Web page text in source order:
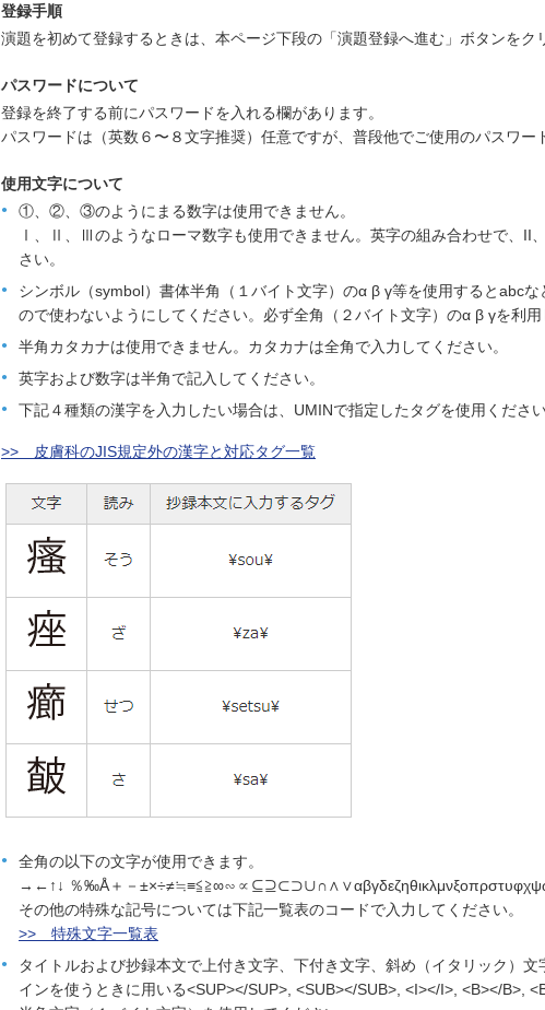
登録手順
演題を初めて登録するときは、本ページ下段の「演題登録へ進む」ボタンをク
パスワードについて
登録を終了する前にパスワードを入れる欄があります。
パスワードは（英数６〜８文字推奨）任意ですが、普段他でご使用のパスワー
使用文字について
①、②、③のようにまる数字は使用できません。
Ⅰ、Ⅱ、Ⅲのようなローマ数字も使用できません。英字の組み合わせで、II
さい。
シンボル（symbol）書体半角（１バイト文字）のα β γ等を使用するとabc
ので使わないようにしてください。必ず全角（２バイト文字）のα β γを利用
半角カタカナは使用できません。カタカナは全角で入力してください。
英字および数字は半角で記入してください。
下記４種類の漢字を入力したい場合は、UMINで指定したタグを使用ください
>> 皮膚科のJIS規定外の漢字と対応タグ一覧
全角の以下の文字が使用できます。
→←↑↓ ％‰Å＋－
その他の特殊な記号については下記一覧表のコードで入力してください。
>> 特殊文字一覧表
タイトルおよび抄録本文で上付き文字、下付き文字、斜め（イタリック）
インを使うときに用いる<SUP></SUP>, <SUB></SUB>, <I></I>, <B></B>,